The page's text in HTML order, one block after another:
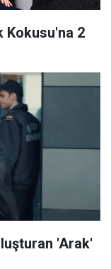
Kokusu'na 2
'Arak'